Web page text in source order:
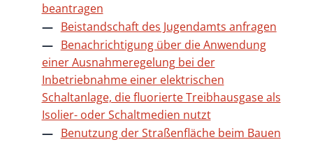
beantragen
Beistandschaft des Jugendamts anfragen
Benachrichtigung über die Anwendung
einer Ausnahmeregelung bei der
Inbetriebnahme einer elektrischen
Schaltanlage, die fluorierte Treibhausgase als
Isolier- oder Schaltmedien nutzt
Benutzung der Straßenfläche beim Bauen